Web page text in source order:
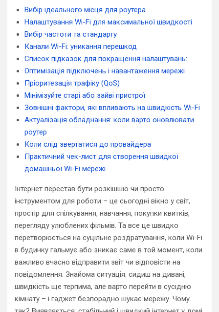
Вибір ідеального місця для роутера
Налаштування Wi-Fi для максимальної швидкості
Вибір частоти та стандарту
Канали Wi-Fi: уникання перешкод
Список підказок для покращення налаштувань:
Оптимізація підключень і навантаження мережі
Пріоритезація трафіку (QoS)
Мінімізуйте старі або зайві пристрої
Зовнішні фактори, які впливають на швидкість Wi-Fi
Актуалізація обладнання: коли варто оновлювати
роутер
Коли слід звертатися до провайдера
Практичний чек-лист для створення швидкої
домашньої Wi-Fi мережі
Інтернет перестав бути розкішшю чи просто
інструментом для роботи – це сьогодні вікно у світ,
простір для спілкування, навчання, покупки квитків,
перегляду улюблених фільмів. Та все це швидко
перетворюється на суцільне роздратування, коли Wi-Fi
в будинку гальмує або зникає саме в той момент, коли
важливо вчасно відправити звіт чи відповісти на
повідомлення. Знайома ситуація: сидиш на дивані,
швидкість ще терпима, але варто перейти в сусідню
кімнату – і гаджет безпорадно шукає мережу. Чому